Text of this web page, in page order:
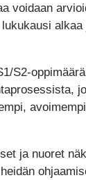
voidaan
alkaa
S2-
ja nuoret